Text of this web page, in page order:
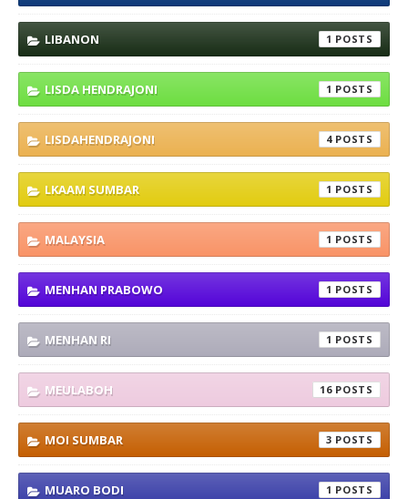
LIBANON 1
LISDA HENDRAJONI 1
LISDAHENDRAJONI 4
LKAAM SUMBAR 1
MALAYSIA 1
MENHAN PRABOWO 1
MENHAN RI 1
MEULABOH 16
MOI SUMBAR 3
MUARO BODI 1